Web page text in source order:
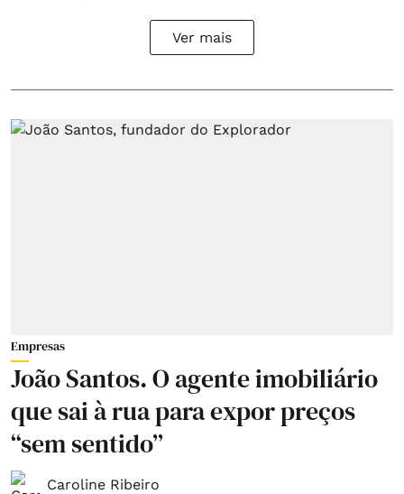
Ver mais
Empresas
João Santos. O agente imobiliário
que sai à rua para expor preços
“sem sentido”
Caroline Ribeiro